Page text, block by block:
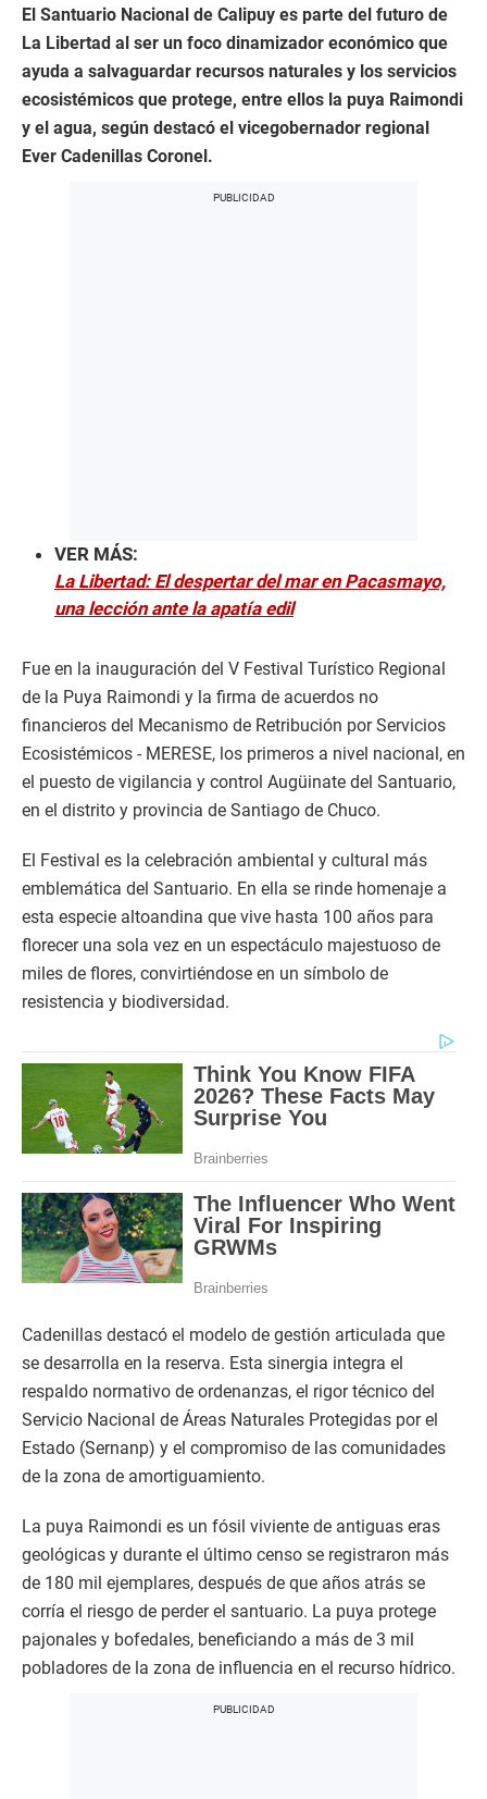
El Santuario Nacional de Calipuy es parte del futuro de
La Libertad al ser un foco dinamizador económico que
ayuda a salvaguardar recursos naturales y los servicios
ecosistémicos que protege, entre ellos la puya Raimondi
y el agua, según destacó el vicegobernador regional
Ever Cadenillas Coronel.
VER MÁS:
La Libertad: El despertar del mar en Pacasmayo,
una lección ante la apatía edil
Fue en la inauguración del V Festival Turístico Regional
de la Puya Raimondi y la firma de acuerdos no
financieros del Mecanismo de Retribución por Servicios
Ecosistémicos - MERESE, los primeros a nivel nacional, en
el puesto de vigilancia y control Augüinate del Santuario,
en el distrito y provincia de Santiago de Chuco.
El Festival es la celebración ambiental y cultural más
emblemática del Santuario. En ella se rinde homenaje a
esta especie altoandina que vive hasta 100 años para
florecer una sola vez en un espectáculo majestuoso de
miles de flores, convirtiéndose en un símbolo de
resistencia y biodiversidad.
Cadenillas destacó el modelo de gestión articulada que
se desarrolla en la reserva. Esta sinergia integra el
respaldo normativo de ordenanzas, el rigor técnico del
Servicio Nacional de Áreas Naturales Protegidas por el
Estado (Sernanp) y el compromiso de las comunidades
de la zona de amortiguamiento.
La puya Raimondi es un fósil viviente de antiguas eras
geológicas y durante el último censo se registraron más
de 180 mil ejemplares, después de que años atrás se
corría el riesgo de perder el santuario. La puya protege
pajonales y bofedales, beneficiando a más de 3 mil
pobladores de la zona de influencia en el recurso hídrico.